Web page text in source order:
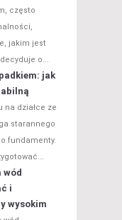
często
jakim jest
o...
jak
na działce ze
starannego
fundamenty.
wód
i
wysokim